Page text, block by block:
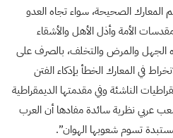
الصحيحة، سواء تجاه العدو
الأمة وأذل الأهل والأشقاء
الجهل والمرض والتخلف، بالصرف على
في المعارك الخطأ بإذكاء الفتن
الناشئة وفي مقدمتها الديمقراطية
عربي نظرية سائدة مفادها أن العرب
تسوم شعوبها الهوان”.